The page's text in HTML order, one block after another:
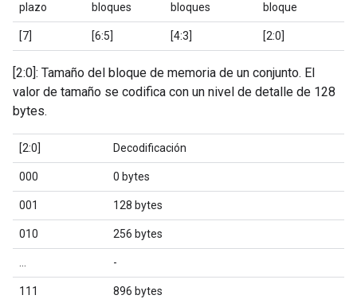
plazo
bloques
bloques
bloque
[7] [6:5] [4:3] [2:0]
[2:0]: Tamaño del bloque de memoria de un conjunto. El
valor de tamaño se codifica con un nivel de detalle de 128
bytes.
[2:0] Decodificación
000 0 bytes
001 128 bytes
010 256 bytes
-
111 896 bytes